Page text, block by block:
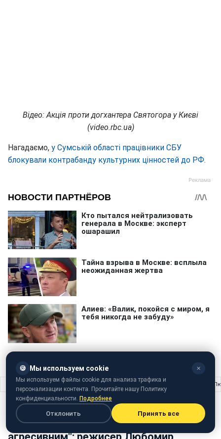
Відео: Акція проти догхантера Святогора у Києві
(video.rbc.ua)
Нагадаємо, у Сумській області працівники СБУ
блокували контрабанду культурних цінностей до РФ.
Кино и ТВ "У Голлівуді треба бути трохи агресивним":
КИНО И ТВ 06 июля 2018 · 18:05
"У Голлівуді треба бути трохи
🍪 Мы используем cookie ✕
Мы используем файлы cookie для анализа трафика и
персонализации контента. Прочитайте нашу Политику
конфиденциальности. Подробнее
Отклонить Принять все